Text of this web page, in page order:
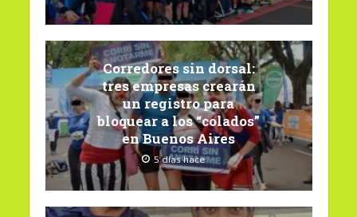
Corredores sin dorsal:
tres empresas crearán
un registro para
bloquear a los “colados”
en Buenos Aires
5 días hace